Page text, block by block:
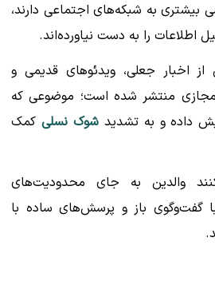
به شبکه‌های اجتماعی دارند،
اطلاعات را به دست نیاورده‌اند.
اخبار جعلی، ویدئوهای قدیمی و
منتشر شده است؛ موضوعی که
داده و به تشدیدشوک نسلی کمک
والدین به جای محدودیت‌های
با گفت‌وگوی باز و پرسش‌های ساده با